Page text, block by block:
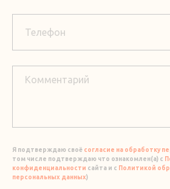
Я подтверждаю своё согласие на обработку
том числе подтверждаю что ознакомлен(а) с
конфиденциальности сайта и с Политикой
персональных данных)